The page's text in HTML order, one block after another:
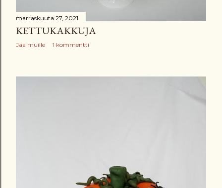
marraskuuta 27, 2021
KETTUKAKKUJA
Jaa muille 1 kommentti